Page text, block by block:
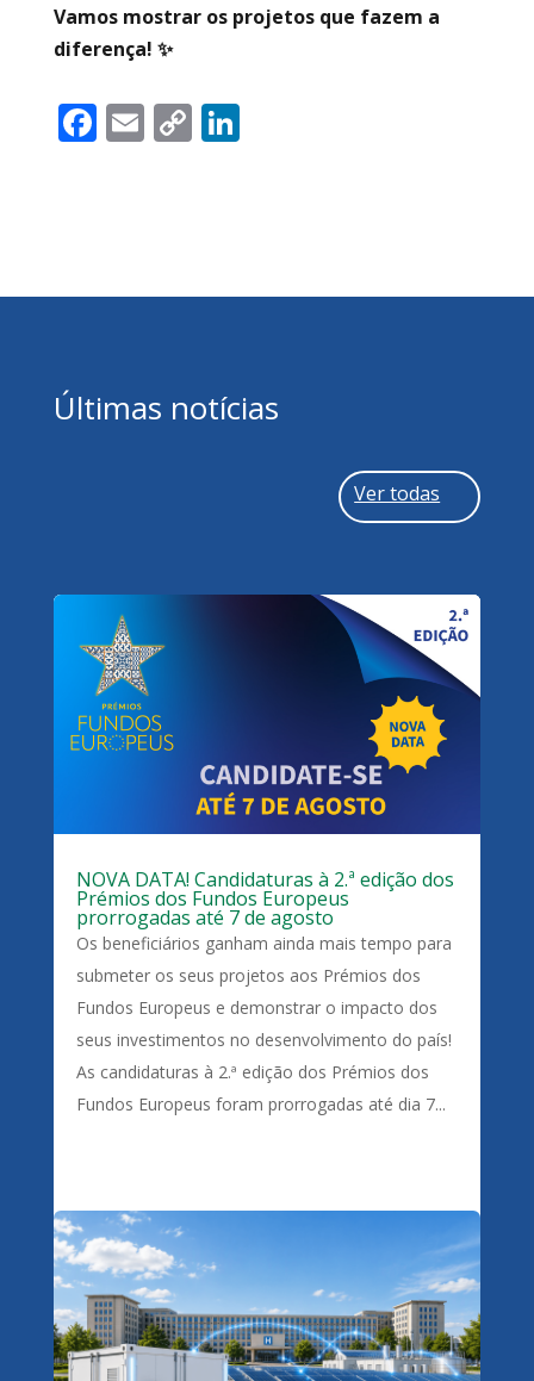
Vamos mostrar os projetos que fazem a
diferença! ✨
Facebook
Email
CopyLinkedIn
Últimas notícias
Ver todas
NOVA DATA! Candidaturas à 2.ª edição dos
Prémios dos Fundos Europeus
prorrogadas até 7 de agosto
Os beneficiários ganham ainda mais tempo para
submeter os seus projetos aos Prémios dos
Fundos Europeus e demonstrar o impacto dos
seus investimentos no desenvolvimento do país!
As candidaturas à 2.ª edição dos Prémios dos
Fundos Europeus foram prorrogadas até dia 7...